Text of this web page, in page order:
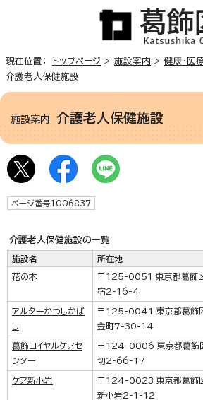
現在位置： トップページ > 施設案内 > 健康・医
介護老人保健施設
施設案内 介護老人保健施設
ページ番号1006837
介護老人保健施設の一覧
施設名 所在地
花の木
〒125-0051 東京都葛飾
宿2-16-4
アルターかつしかば
し
〒125-0041 東京都葛飾
金町7-30-14
葛飾ロイヤルケアセ
ンター
〒124-0006 東京都葛飾
切2-66-17
ケア新小岩
〒124-0023 東京都葛飾
新小岩2-1-12